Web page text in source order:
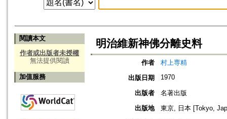
閱讀本文
作者或出版者未授權
無法提供閱讀
加值服務
明治維新神佛分離史料
作者
村上専精
出版日期
1970
出版者
名著出版
出版地
東京, 日本 [Tokyo,